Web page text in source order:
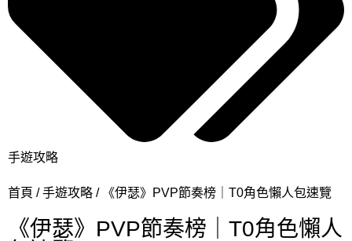
手遊攻略
首頁 手遊攻略 《伊瑟》PVP節奏榜｜T0角色懶人包速覽
《伊瑟》PVP節奏榜｜T0角色懶人